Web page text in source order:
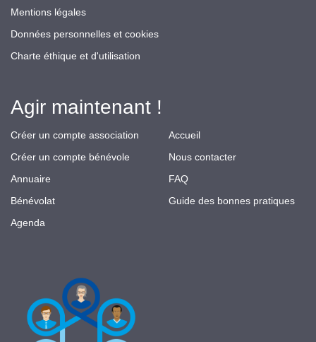
Mentions légales
Données personnelles et cookies
Charte éthique et d'utilisation
Agir maintenant !
Créer un compte association
Créer un compte bénévole
Annuaire
Bénévolat
Agenda
Accueil
Nous contacter
FAQ
Guide des bonnes pratiques